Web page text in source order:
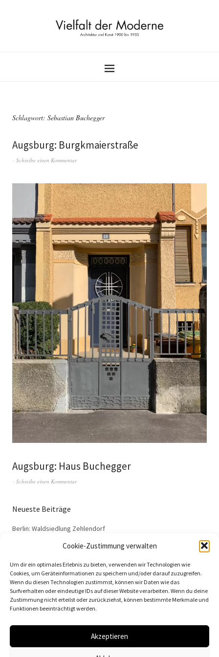
Cookie-Zustimmung verwalten
Um dir ein optimales Erlebnis zu bieten, verwenden wir Technologien wie
Cookies, um Geräteinformationen zu speichern und/oder darauf zuzugreifen.
Wenn du diesen Technologien zustimmst, können wir Daten wie das
Surfverhalten oder eindeutige IDs auf dieser Website verarbeiten. Wenn du deine
Zustimmung nicht erteilst oder zurückziehst, können bestimmte Merkmale und
Funktionen beeinträchtigt werden.
Akzeptieren
Schlagwort: Sebastian Buchegger
Augsburg: Burgkmaierstraße
Schreibe einen Kommentar
Augsburg: Haus Buchegger
Schreibe einen Kommentar
Neueste Beiträge
Berlin: Waldsiedlung Zehlendorf
Dessau: Haus Anton
Dessau: Arbeitsamt
Dessau: 100 Jahre Bauhaus